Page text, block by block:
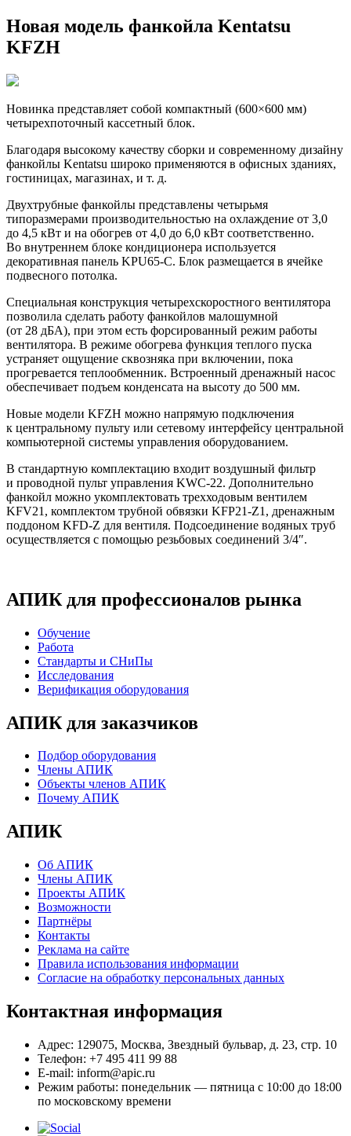
Новая модель фанкойла Kentatsu
KFZH
Новинка представляет собой компактный (600×600 мм)
четырехпоточный кассетный блок.
Благодаря высокому качеству сборки и современному дизайну
фанкойлы Kentatsu широко применяются в офисных зданиях,
гостиницах, магазинах, и т. д.
Двухтрубные фанкойлы представлены четырьмя
типоразмерами производительностью на охлаждение от 3,0
до 4,5 кВт и на обогрев от 4,0 до 6,0 кВт соответственно.
Во внутреннем блоке кондиционера используется
декоративная панель KPU65-C. Блок размещается в ячейке
подвесного потолка.
Специальная конструкция четырехскоростного вентилятора
позволила сделать работу фанкойлов малошумной
(от 28 дБА), при этом есть форсированный режим работы
вентилятора. В режиме обогрева функция теплого пуска
устраняет ощущение сквозняка при включении, пока
прогревается теплообменник. Встроенный дренажный насос
обеспечивает подъем конденсата на высоту до 500 мм.
Новые модели KFZH можно напрямую подключения
к центральному пульту или сетевому интерфейсу центральной
компьютерной системы управления оборудованием.
В стандартную комплектацию входит воздушный фильтр
и проводной пульт управления KWC-22. Дополнительно
фанкойл можно укомплектовать трехходовым вентилем
KFV21, комплектом трубной обвязки KFP21-Z1, дренажным
поддоном KFD-Z для вентиля. Подсоединение водяных труб
осуществляется с помощью резьбовых соединений 3/4″.
АПИК для профессионалов рынка
Обучение
Работа
Стандарты и СНиПы
Исследования
Верификация оборудования
АПИК для заказчиков
Подбор оборудования
Члены АПИК
Объекты членов АПИК
Почему АПИК
АПИК
Об АПИК
Члены АПИК
Проекты АПИК
Возможности
Партнёры
Контакты
Реклама на сайте
Правила использования информации
Согласие на обработку персональных данных
Контактная информация
Адрес: 129075, Москва, Звездный бульвар, д. 23, стр. 10
Телефон: +7 495 411 99 88
E-mail: inform@apic.ru
Режим работы: понедельник — пятница с 10:00 до 18:00
по московскому времени